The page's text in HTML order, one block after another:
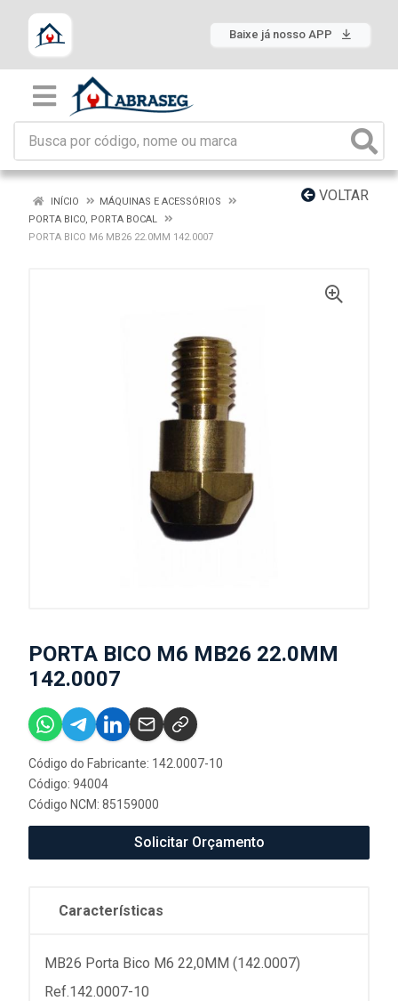
Baixe já nosso APP
VOLTAR
INÍCIO
MÁQUINAS E ACESSÓRIOS
PORTA BICO, PORTA BOCAL
PORTA BICO M6 MB26 22.0MM 142.0007
PORTA BICO M6 MB26 22.0MM
142.0007
Código do Fabricante: 142.0007-10
Código: 94004
Código NCM: 85159000
Solicitar Orçamento
Características
MB26 Porta Bico M6 22,0MM (142.0007)
Ref.142.0007-10